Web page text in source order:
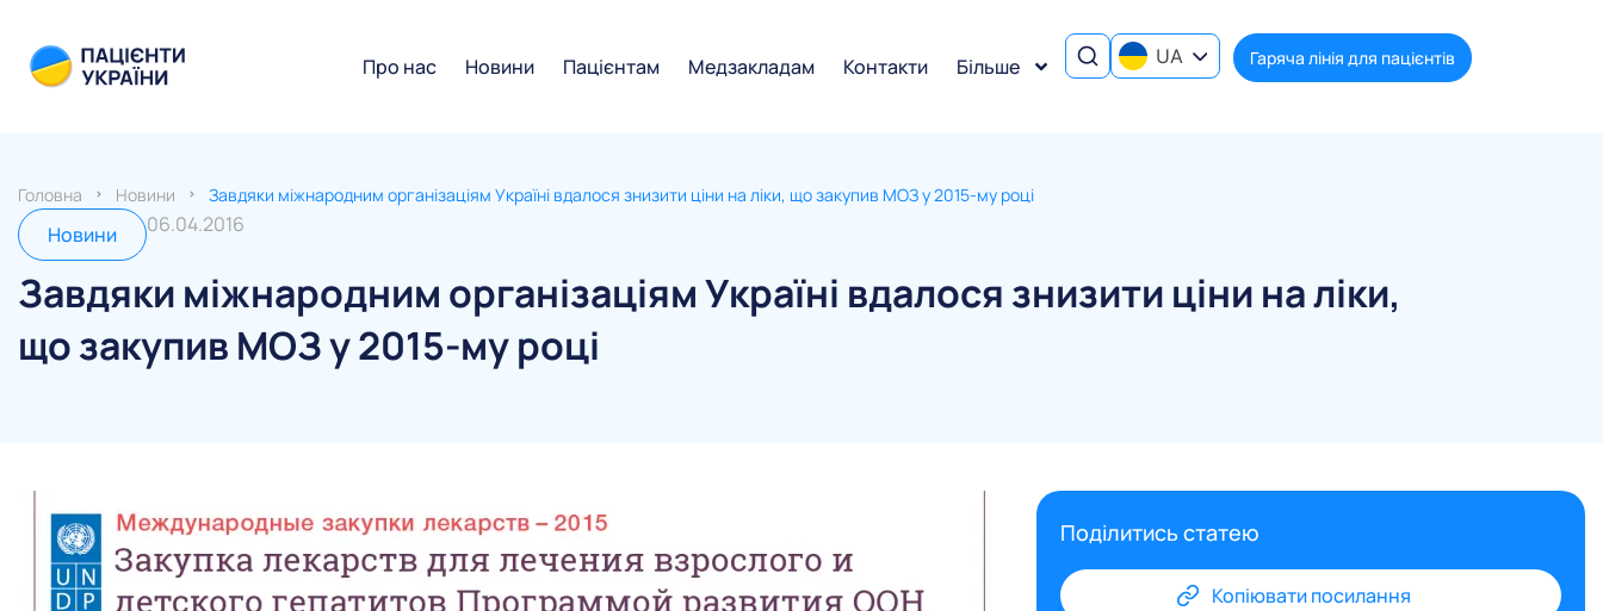
Про нас Новини Пацієнтам Медзакладам Контакти Більше UA Гаряча лінія для пацієнтів
Головна Новини Завдяки міжнародним організаціям Україні вдалося знизити ціни на ліки, що закупив МОЗ у 2015-му році
Новини 06.04.2016
Завдяки міжнародним організаціям Україні вдалося знизити ціни на ліки,
що закупив МОЗ у 2015-му році
Поділитись статею
Копіювати посилання